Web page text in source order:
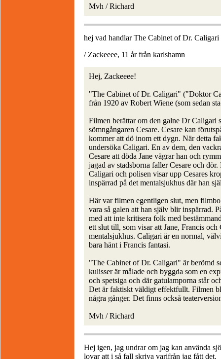
Mvh / Richard
hej vad handlar The Cabinet of Dr. Caligari
/ Zackeeee, 11 år från karlshamn
Hej, Zackeeee!
"The Cabinet of Dr. Caligari" ("Doktor
från 1920 av Robert Wiene (som sedan
Filmen berättar om den galne Dr Caligari
sömngångaren Cesare. Cesare kan
kommer att dö inom ett dygn. När detta
undersöka Caligari. En av dem, den
Cesare att döda Jane vägrar han och
jagad av stadsborna faller Cesare och
Caligari och polisen visar upp Cesares
inspärrad på det mentalsjukhus där han
Här var filmen egentligen slut, men
vara så galen att han själv blir inspärrad.
med att inte kritisera folk med
ett slut till, som visar att Jane, Francis och
mentalsjukhus. Caligari är en normal,
bara hänt i Francis fantasi.
"The Cabinet of Dr. Caligari" är berömd
kulisser är målade och byggda som en
och spetsiga och där gatulamporna står
Det är faktiskt väldigt effektfullt. Filmen
några gånger. Det finns också
Mvh / Richard
Hej igen, jag undrar om jag kan använda
lovar att i så fall skriva varifrån jag fått det.